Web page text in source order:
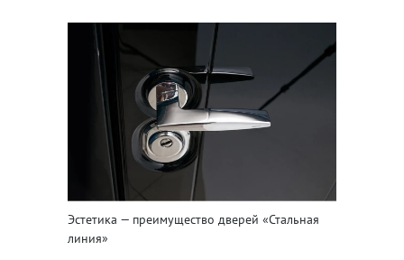
Эстетика — преимущество дверей «Стальная
линия»